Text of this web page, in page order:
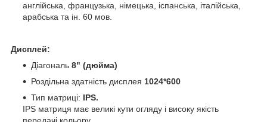
англійська, французька, німецька, іспанська, італійська,
арабська та ін. 60 мов.
Дисплей:
Діагональ 8" (дюйма)
Роздільна здатність дисплея 1024*600
Тип матриці: IPS.
IPS матриця має великі кути огляду і високу якість